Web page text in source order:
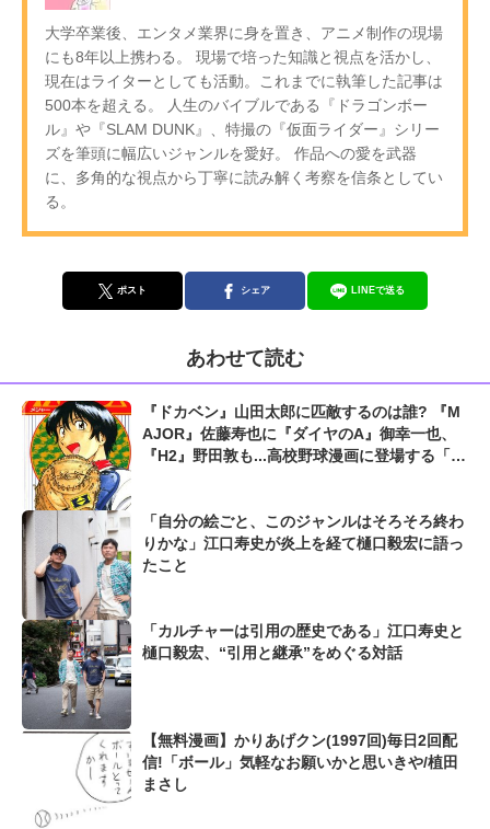
大学卒業後、エンタメ業界に身を置き、アニメ制作の現場
にも8年以上携わる。 現場で培った知識と視点を活かし、
現在はライターとしても活動。これまでに執筆した記事は
500本を超える。 人生のバイブルである『ドラゴンボー
ル』や『SLAM DUNK』、特撮の『仮面ライダー』シリー
ズを筆頭に幅広いジャンルを愛好。 作品への愛を武器
に、多角的な視点から丁寧に読み解く考察を信条としてい
る。
ポスト シェア LINEで送る
あわせて読む
『ドカベン』山田太郎に匹敵するのは誰? 『M
AJOR』佐藤寿也に『ダイヤのA』御幸一也、
『H2』野田敦も...高校野球漫画に登場する「史
「自分の絵ごと、このジャンルはそろそろ終わ
りかな」江口寿史が炎上を経て樋口毅宏に語っ
たこと
「カルチャーは引用の歴史である」江口寿史と
樋口毅宏、“引用と継承”をめぐる対話
【無料漫画】かりあげクン(1997回)毎日2回配
信!「ボール」気軽なお願いかと思いきや/植田
まさし